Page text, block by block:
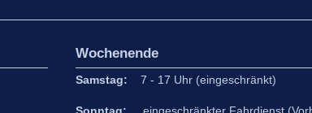
Wochenende
Samstag: 7 - 17 Uhr (eingeschränkt)